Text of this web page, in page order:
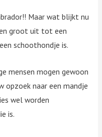
Maar wat blijkt nu
groot uit tot een
schoothondje is.
mensen mogen gewoon
opzoek naar een mandje
wel worden
is.